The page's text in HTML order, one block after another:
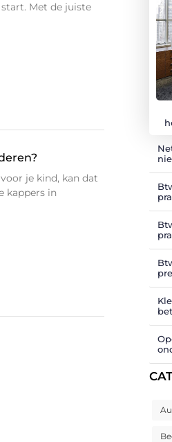
Met de juiste
je kind, kan dat
kappers in